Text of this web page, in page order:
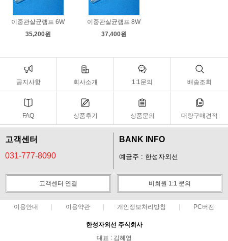
이중관살균램프 6W
35,200원
이중관살균램프 8W
37,400원
공지사항 회사소개 1:1문의 배송조회
FAQ 상품후기 상품문의 대량구매견적
고객센터
031-777-8090
BANK INFO
예금주 : 한성자외선
고객센터 연결 비회원 1:1 문의
이용안내 이용약관 개인정보처리방침 PC버전
한성자외선 주식회사
대표 : 김혜영